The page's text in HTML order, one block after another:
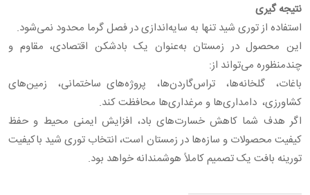
نتیجه گیری
استفاده از توری شید تنها به سایه‌اندازی در فصل گرما محدود نمی‌شود.
این محصول در زمستان به‌عنوان یک بادشکن اقتصادی، مقاوم و
چندمنظوره می‌تواند از:
باغات، گلخانه‌ها، تراس‌گاردن‌ها، پروژه‌های ساختمانی، زمین‌های
کشاورزی، دامداری‌ها و مرغداری‌ها محافظت کند.
اگر هدف شما کاهش خسارت‌های باد، افزایش ایمنی محیط و حفظ
کیفیت محصولات و سازه‌ها در زمستان است، انتخاب توری شید باکیفیت
تورینه بافت یک تصمیم کاملاً هوشمندانه خواهد بود.